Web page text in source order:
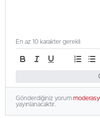
En az 10 karakter gerekli
Gönderdiğiniz yorum
yayınlanacaktır.